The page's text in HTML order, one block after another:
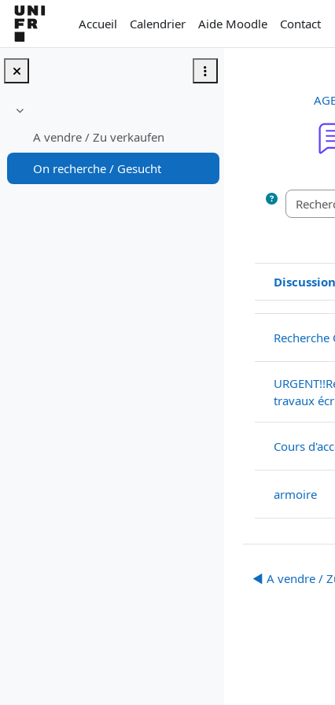
Passer au contenu principal
Accueil
Calendrier Aide Moodle Contact
Replier
A vendre / Zu verkaufen
On recherche / Gesucht
Statut
Discussion
Recherche
travaux
Cours
armoire
◀︎ A vendre /